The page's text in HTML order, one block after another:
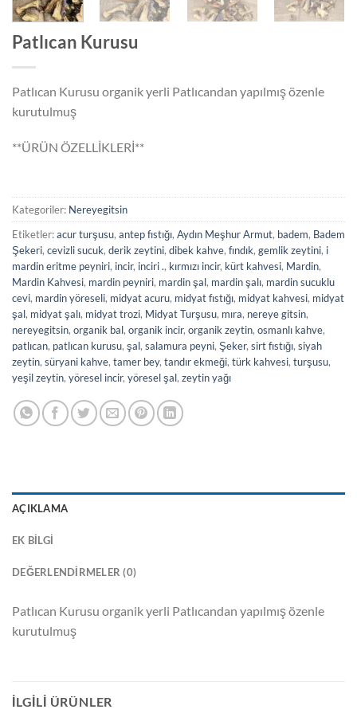
Patlıcan Kurusu
Patlıcan Kurusu organik yerli Patlıcandan yapılmış özenle
kurutulmuş
**ÜRÜN ÖZELLİKLERİ**
Kategoriler: Nereyegitsin
Etiketler:acur turşusu, antep fıstığı, Aydın Meşhur Armut, badem, Badem
Şekeri, cevizli sucuk, derik zeytini, dibek kahve, fındık, gemlik zeytini, i
mardin eritme peyniri, incir, inciri ., kırmızı incir, kürt kahvesi, Mardin,
Mardin Kahvesi, mardin peyniri, mardin şal, mardin şalı, mardin sucuklu
cevi, mardin yöreseli, midyat acuru, midyat fıstığı, midyat kahvesi, midyat
şal, midyat şalı, midyat trozi, Midyat Turşusu, mıra, nereye gitsin,
nereyegitsin, organik bal, organik incir, organik zeytin, osmanlı kahve,
patlıcan, patlıcan kurusu, şal, salamura peyni, Şeker, sirt fıstığı, siyah
zeytin, süryani kahve, tamer bey, tandır ekmeği, türk kahvesi, turşusu,
yeşil zeytin, yöresel incir, yöresel şal, zeytin yağı
AÇIKLAMA
EK BILGI
DEĞERLENDIRMELER (0)
Patlıcan Kurusu organik yerli Patlıcandan yapılmış özenle
kurutulmuş
İLGILI ÜRÜNLER